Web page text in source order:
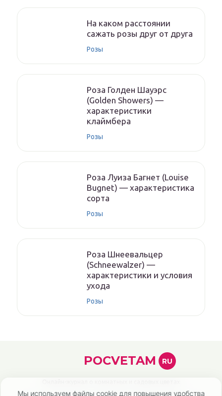
На каком расстоянии
сажать розы друг от друга
Розы
Роза Голден Шауэрс
(Golden Showers) —
характеристики
клаймбера
Розы
Роза Луиза Багнет (Louise
Bugnet) — характеристика
сорта
Розы
Роза Шнеевальцер
(Schneewalzer) —
характеристики и условия
ухода
Розы
Мы используем файлы cookie для повышения удобства
POCVETAM RU